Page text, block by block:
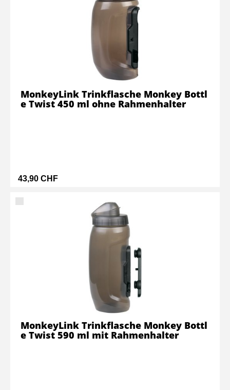
43,90 CHF
MonkeyLink Trinkflasche Monkey Bottl
e Twist 450 ml ohne Rahmenhalter
MonkeyLink Trinkflasche Monkey Bottl
e Twist 590 ml mit Rahmenhalter